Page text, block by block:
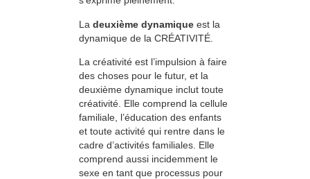
La deuxième dynamique est la
dynamique de la CRÉATIVITÉ.
La créativité est l’impulsion à faire
des choses pour le futur, et la
deuxième dynamique inclut toute
créativité. Elle comprend la cellule
familiale, l’éducation des enfants
et toute activité qui rentre dans le
cadre d’activités familiales. Elle
comprend aussi incidemment le
sexe en tant que processus pour